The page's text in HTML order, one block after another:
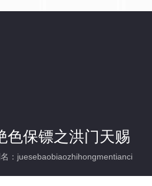
色保镖之洪门天赐
：juesebaobiaozhihongmentianci